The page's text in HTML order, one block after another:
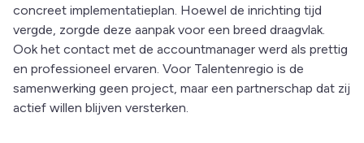
concreet implementatieplan. Hoewel de inrichting tijd
vergde, zorgde deze aanpak voor een breed draagvlak.
Ook het contact met de accountmanager werd als prettig
en professioneel ervaren. Voor Talentenregio is de
samenwerking geen project, maar een partnerschap dat zij
actief willen blijven versterken.